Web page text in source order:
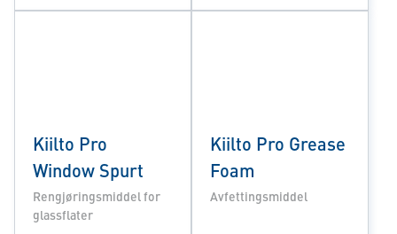
Kiilto Pro
Window Spurt
Rengjøringsmiddel for
glassflater
Kiilto Pro Grease
Foam
Avfettingsmiddel